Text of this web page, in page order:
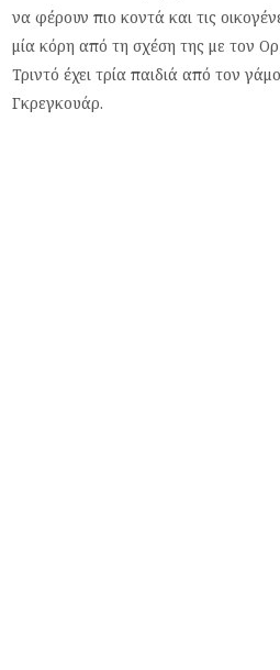
να φέρουν πιο κοντά και τις
μία κόρη από τη σχέση της με τον
Τριντό έχει τρία παιδιά από τον
Γκρεγκουάρ.